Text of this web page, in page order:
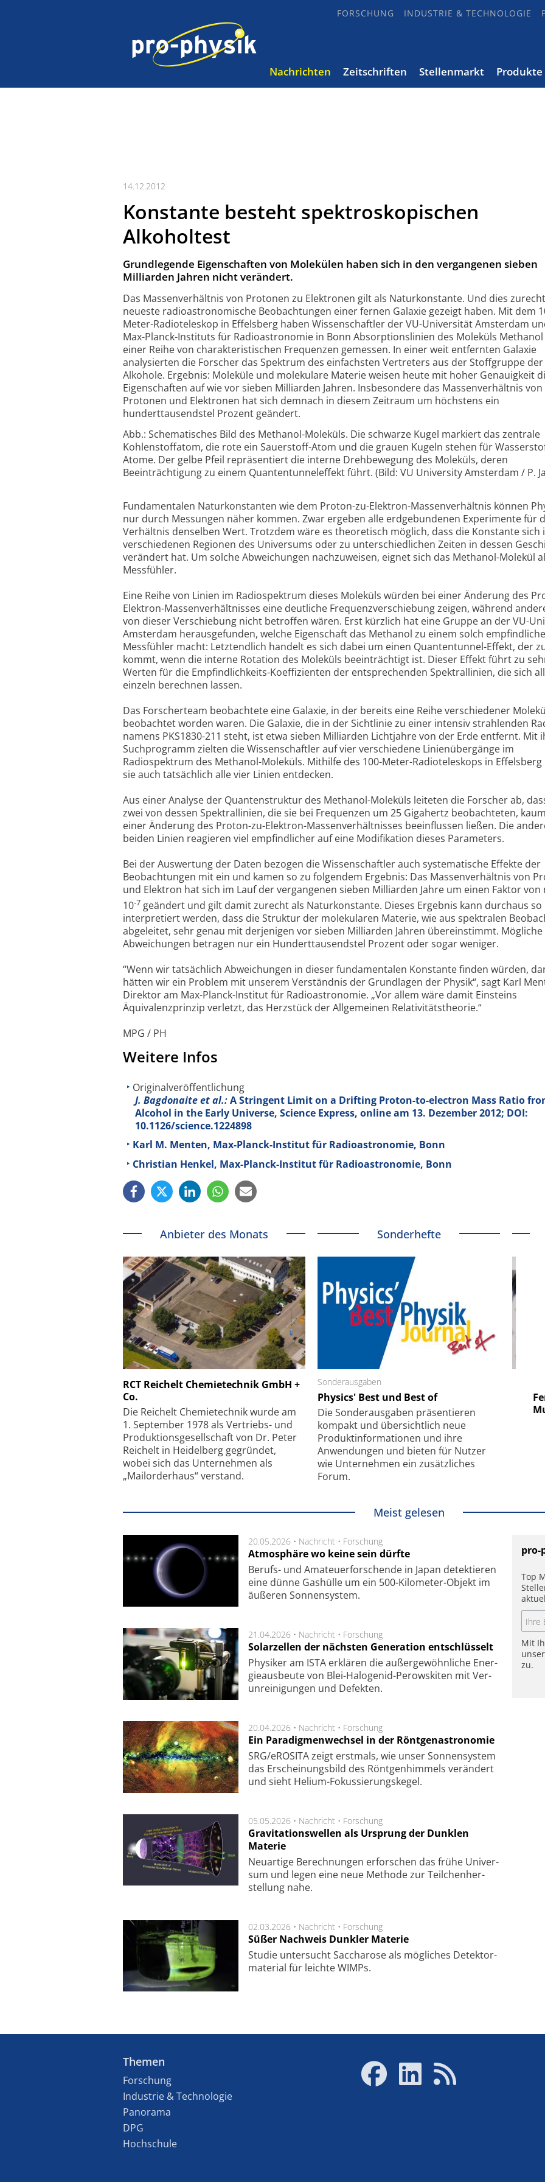
FORSCHUNG INDUSTRIE & TECHNOLOGIE
Nachrichten Zeitschriften Stellenmarkt Produkte
14.12.2012
Konstante besteht spektroskopischen
Alkoholtest
Grundlegende Eigenschaften von Molekülen haben sich in den vergangenen sieben
Milliarden Jahren nicht verändert.
Das Massenverhältnis von Protonen zu Elektronen gilt als Naturkonstante. Und dies
neueste radioastronomische Beobachtungen einer fernen Galaxie gezeigt haben. Mit dem
Meter-Radioteleskop in Effelsberg haben Wissenschaftler der VU-Universität Amsterdam
Max-Planck-Instituts für Radioastronomie in Bonn Absorptionslinien des Moleküls Methanol
einer Reihe von charakteristischen Frequenzen gemessen. In einer weit entfernten Galaxie
analysierten die Forscher das Spektrum des einfachsten Vertreters aus der Stoffgruppe der
Alkohole. Ergebnis: Moleküle und molekulare Materie weisen heute mit hoher Genauigkeit
Eigenschaften auf wie vor sieben Milliarden Jahren. Insbesondere das Massenverhältnis von
Protonen und Elektronen hat sich demnach in diesem Zeitraum um höchstens ein
hunderttausendstel Prozent geändert.
Abb.: Schematisches Bild des Methanol-Moleküls. Die schwarze Kugel markiert das zentrale
Kohlenstoffatom, die rote ein Sauerstoff-Atom und die grauen Kugeln stehen für
Atome. Der gelbe Pfeil repräsentiert die interne Drehbewegung des Moleküls, deren
Beeinträchtigung zu einem Quantentunneleffekt führt. (Bild: VU University Amsterdam / P.
Fundamentalen Naturkonstanten wie dem Proton-zu-Elektron-Massenverhältnis können
nur durch Messungen näher kommen. Zwar ergeben alle erdgebundenen Experimente für
Verhältnis denselben Wert. Trotzdem wäre es theoretisch möglich, dass die Konstante sich
verschiedenen Regionen des Universums oder zu unterschiedlichen Zeiten in dessen
verändert hat. Um solche Abweichungen nachzuweisen, eignet sich das Methanol-Molekül
Messfühler.
Eine Reihe von Linien im Radiospektrum dieses Moleküls würden bei einer Änderung des
Elektron-Massenverhältnisses eine deutliche Frequenzverschiebung zeigen, während
von dieser Verschiebung nicht betroffen wären. Erst kürzlich hat eine Gruppe an der VU-
Amsterdam herausgefunden, welche Eigenschaft das Methanol zu einem solch
Messfühler macht: Letztendlich handelt es sich dabei um einen Quantentunnel-Effekt, der
kommt, wenn die interne Rotation des Moleküls beeinträchtigt ist. Dieser Effekt führt zu
Werten für die Empfindlichkeits-Koeffizienten der entsprechenden Spektrallinien, die sich
einzeln berechnen lassen.
Das Forscherteam beobachtete eine Galaxie, in der bereits eine Reihe verschiedener
beobachtet worden waren. Die Galaxie, die in der Sichtlinie zu einer intensiv strahlenden
namens PKS1830-211 steht, ist etwa sieben Milliarden Lichtjahre von der Erde entfernt. Mit
Suchprogramm zielten die Wissenschaftler auf vier verschiedene Linienübergänge im
Radiospektrum des Methanol-Moleküls. Mithilfe des 100-Meter-Radioteleskops in
sie auch tatsächlich alle vier Linien entdecken.
Aus einer Analyse der Quantenstruktur des Methanol-Moleküls leiteten die Forscher ab,
zwei von dessen Spektrallinien, die sie bei Frequenzen um 25 Gigahertz beobachteten,
einer Änderung des Proton-zu-Elektron-Massenverhältnisses beeinflussen ließen. Die
beiden Linien reagieren viel empfindlicher auf eine Modifikation dieses Parameters.
Bei der Auswertung der Daten bezogen die Wissenschaftler auch systematische Effekte der
Beobachtungen mit ein und kamen so zu folgendem Ergebnis: Das Massenverhältnis von
und Elektron hat sich im Lauf der vergangenen sieben Milliarden Jahre um einen Faktor von
10-7 geändert und gilt damit zurecht als Naturkonstante. Dieses Ergebnis kann durchaus so
interpretiert werden, dass die Struktur der molekularen Materie, wie aus spektralen
abgeleitet, sehr genau mit derjenigen vor sieben Milliarden Jahren übereinstimmt. Mögliche
Abweichungen betragen nur ein Hunderttausendstel Prozent oder sogar weniger.
“Wenn wir tatsächlich Abweichungen in dieser fundamentalen Konstante finden würden,
hätten wir ein Problem mit unserem Verständnis der Grundlagen der Physik“, sagt Karl
Direktor am Max-Planck-Institut für Radioastronomie. „Vor allem wäre damit Einsteins
Äquivalenzprinzip verletzt, das Herzstück der Allgemeinen Relativitätstheorie.“
MPG / PH
Weitere Infos
Originalveröffentlichung
J. Bagdonaite et al.:A Stringent Limit on a Drifting Proton-to-electron Mass Ratio
Alcohol in the Early Universe, Science Express, online am 13. Dezember 2012; DOI:
10.1126/science.1224898
Karl M. Menten, Max-Planck-Institut für Radioastronomie, Bonn
Christian Henkel, Max-Planck-Institut für Radioastronomie, Bonn
Anbieter des Monats
RCT Reichelt Chemietechnik GmbH +
Co.
Die Reichelt Chemietechnik wurde am
1. September 1978 als Vertriebs- und
Produktionsgesellschaft von Dr. Peter
Reichelt in Heidelberg gegründet,
wobei sich das Unternehmen als
„Mailorderhaus“ verstand.
Sonderhefte
Sonderausgaben
Physics' Best und Best of
Die Sonder­ausgaben präsentieren
kompakt und übersichtlich neue
Produkt­informationen und ihre
Anwendungen und bieten für Nutzer
wie Unternehmen ein zusätzliches
Forum.
Schäfter + Kirchhoff GmbH
Feinfokussierungsmechanismus
Elektronenmikroskopie auf
kleinstem Raum
Meist gelesen
20.05.2026 • Nachricht • Forschung
Atmosphäre wo keine sein dürfte
Berufs- und Ama­teuer­for­schen­de in Japan de­tek­tie­ren
eine dün­ne Gas­hül­le um ein 500-Kilo­meter-Objekt im
äu­ße­ren Son­nen­sys­tem.
21.04.2026 • Nachricht • Forschung
Solarzellen der nächsten Generation entschlüsselt
Physiker am ISTA er­klä­ren die außer­ge­wöhn­li­che Ener­
gie­aus­beu­te von Blei-Halo­ge­nid-Perows­ki­ten mit Ver­
unrei­ni­gung­en und De­fek­ten.
20.04.2026 • Nachricht • Forschung
Ein Paradigmenwechsel in der Röntgenastronomie
SRG/eROSITA zeigt erst­mals, wie unser Son­nen­sys­tem
das Er­schei­nungs­bild des Rönt­gen­him­mels ver­än­dert
und sieht Helium-Fokus­sie­rungs­ke­gel.
05.05.2026 • Nachricht • Forschung
Gravitationswellen als Ursprung der Dunklen
Materie
Neu­artige Be­rech­nung­en er­for­schen das frü­he Uni­ver­
sum und legen eine neue Me­tho­de zur Teil­chen­her­
stel­lung nahe.
02.03.2026 • Nachricht • Forschung
Süßer Nachweis Dunkler Materie
Studie unter­sucht Saccha­ro­se als mög­li­ches De­tek­tor­
ma­te­rial für leich­te WIMPs.
pro-
Top
Mit
zu.
Themen
Forschung
Industrie & Technologie
Panorama
DPG
Hochschule